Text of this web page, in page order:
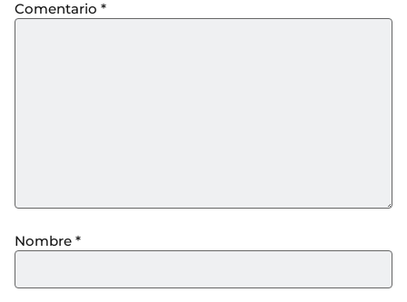
Comentario *
Nombre *